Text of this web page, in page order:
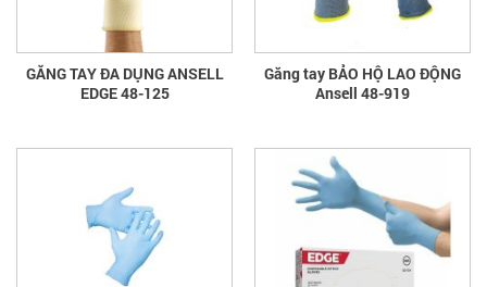
GĂNG TAY ĐA DỤNG ANSELL
EDGE 48-125
Găng tay BẢO HỘ LAO ĐỘNG
Ansell 48-919